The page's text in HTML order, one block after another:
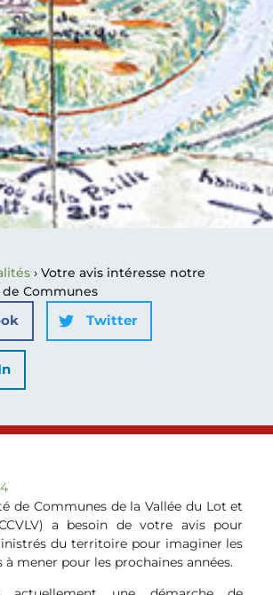
› Votre avis intéresse notre
Communes
Twitter
de Communes de la Vallée du Lot et
a besoin de votre avis pour
du territoire pour imaginer les
à mener pour les prochaines années.